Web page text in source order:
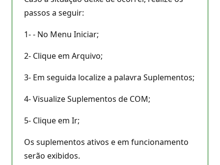
passos a seguir:
1- - No Menu Iniciar;
2- Clique em Arquivo;
3- Em seguida localize a palavra Suplementos;
4- Visualize Suplementos de COM;
5- Clique em Ir;
Os suplementos ativos e em funcionamento
serão exibidos.